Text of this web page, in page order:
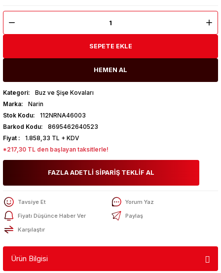
SEPETE EKLE
HEMEN AL
Kategori
Buz ve Şişe Kovaları
Marka
Narin
Stok Kodu
112NRNA46003
Barkod Kodu
8695462640523
Fiyat
1.858,33 TL + KDV
*217,30 TL den başlayan taksitlerle!
FAZLA ADETLİ SİPARİŞ TEKLİF AL
Tavsiye Et
Yorum Yaz
Fiyatı Düşünce Haber Ver
Paylaş
Karşılaştır
Ürün Bilgisi